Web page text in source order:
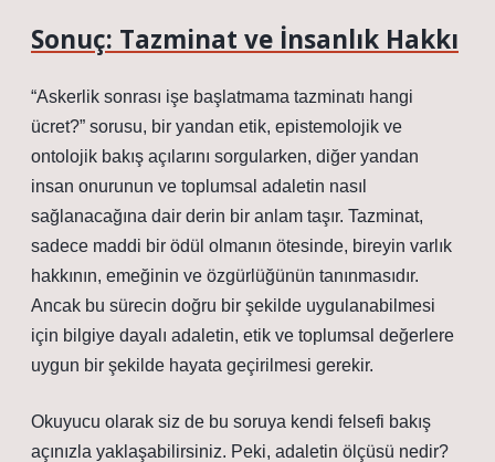
Sonuç: Tazminat ve İnsanlık Hakkı
“Askerlik sonrası işe başlatmama tazminatı hangi
ücret?” sorusu, bir yandan etik, epistemolojik ve
ontolojik bakış açılarını sorgularken, diğer yandan
insan onurunun ve toplumsal adaletin nasıl
sağlanacağına dair derin bir anlam taşır. Tazminat,
sadece maddi bir ödül olmanın ötesinde, bireyin varlık
hakkının, emeğinin ve özgürlüğünün tanınmasıdır.
Ancak bu sürecin doğru bir şekilde uygulanabilmesi
için bilgiye dayalı adaletin, etik ve toplumsal değerlere
uygun bir şekilde hayata geçirilmesi gerekir.
Okuyucu olarak siz de bu soruya kendi felsefi bakış
açınızla yaklaşabilirsiniz. Peki, adaletin ölçüsü nedir?